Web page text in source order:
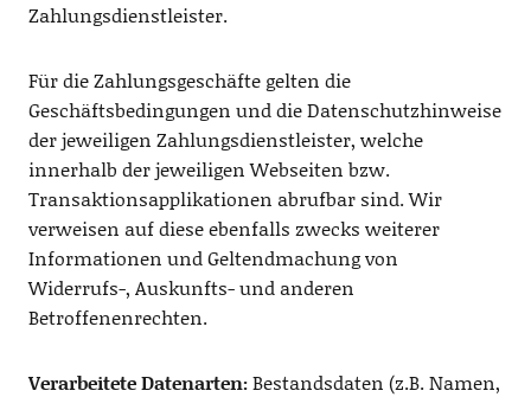
Zahlungsdienstleister.
Für die Zahlungsgeschäfte gelten die
Geschäftsbedingungen und die Datenschutzhinweise
der jeweiligen Zahlungsdienstleister, welche
innerhalb der jeweiligen Webseiten bzw.
Transaktionsapplikationen abrufbar sind. Wir
verweisen auf diese ebenfalls zwecks weiterer
Informationen und Geltendmachung von
Widerrufs-, Auskunfts- und anderen
Betroffenenrechten.
Verarbeitete Datenarten:Bestandsdaten (z.B. Namen,